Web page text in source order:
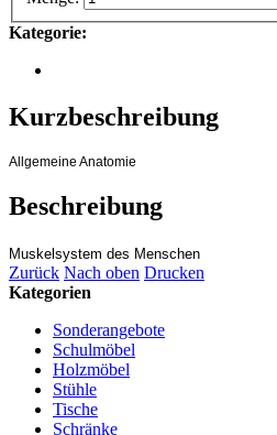
Kategorie:
Kurzbeschreibung
Allgemeine Anatomie
Beschreibung
Muskelsystem des Menschen
Zurück Nach oben Drucken
Kategorien
Sonderangebote
Schulmöbel
Holzmöbel
Stühle
Tische
Schränke